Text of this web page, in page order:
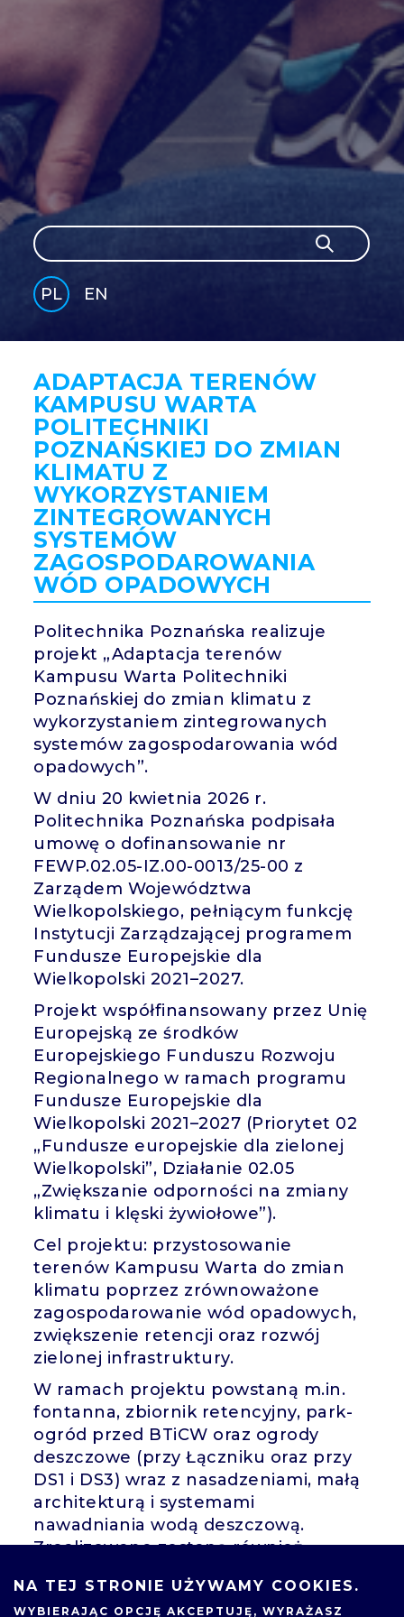
Szukaj
Szukaj
PL
EN
SH
ADAPTACJA TERENÓW
KAMPUSU WARTA
POLITECHNIKI
POZNAŃSKIEJ DO ZMIAN
KLIMATU Z
WYKORZYSTANIEM
ZINTEGROWANYCH
SYSTEMÓW
ZAGOSPODAROWANIA
WÓD OPADOWYCH
Politechnika Poznańska realizuje
projekt „Adaptacja terenów
Kampusu Warta Politechniki
Poznańskiej do zmian klimatu z
wykorzystaniem zintegrowanych
systemów zagospodarowania wód
opadowych”.
W dniu 20 kwietnia 2026 r.
Politechnika Poznańska podpisała
umowę o dofinansowanie nr
FEWP.02.05-IZ.00-0013/25-00 z
Zarządem Województwa
Wielkopolskiego, pełniącym funkcję
Instytucji Zarządzającej programem
Fundusze Europejskie dla
Wielkopolski 2021–2027.
Projekt współfinansowany przez Unię
Europejską ze środków
Europejskiego Funduszu Rozwoju
Regionalnego w ramach programu
Fundusze Europejskie dla
Wielkopolski 2021–2027 (Priorytet 02
„Fundusze europejskie dla zielonej
Wielkopolski”, Działanie 02.05
„Zwiększanie odporności na zmiany
klimatu i klęski żywiołowe”).
Cel projektu: przystosowanie
terenów Kampusu Warta do zmian
klimatu poprzez zrównoważone
zagospodarowanie wód opadowych,
zwiększenie retencji oraz rozwój
zielonej infrastruktury.
W ramach projektu powstaną m.in.
fontanna, zbiornik retencyjny, park-
ogród przed BTiCW oraz ogrody
deszczowe (przy Łączniku oraz przy
DS1 i DS3) wraz z nasadzeniami, małą
architekturą i systemami
nawadniania wodą deszczową.
Zrealizowane zostaną również
tym ścieżka edukacyjna i warsztaty
NA TEJ STRONIE UŻYWAMY COOKIES.
WYBIERAJĄC OPCJĘ AKCEPTUJĘ , WYRAŻASZ